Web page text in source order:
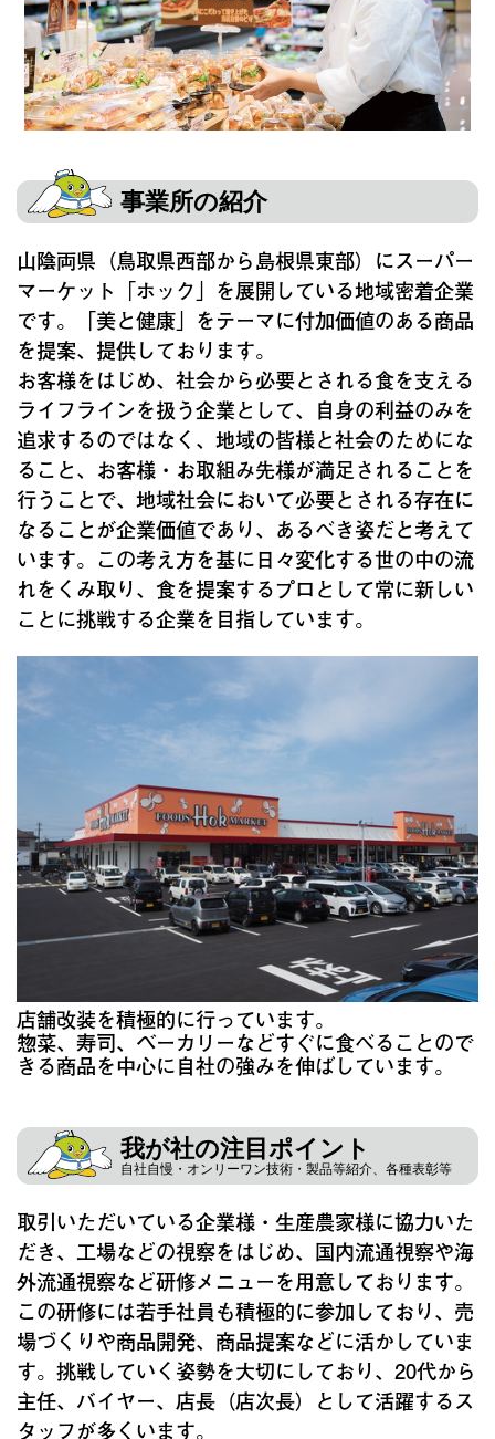
事業所の紹介
山陰両県（鳥取県西部から島根県東部）にスーパー
マーケット「ホック」を展開している地域密着企業
です。「美と健康」をテーマに付加価値のある商品
を提案、提供しております。
お客様をはじめ、社会から必要とされる食を支える
ライフラインを扱う企業として、自身の利益のみを
追求するのではなく、地域の皆様と社会のためにな
ること、お客様・お取組み先様が満足されることを
行うことで、地域社会において必要とされる存在に
なることが企業価値であり、あるべき姿だと考えて
います。この考え方を基に日々変化する世の中の流
れをくみ取り、食を提案するプロとして常に新しい
ことに挑戦する企業を目指しています。
店舗改装を積極的に行っています。
惣菜、寿司、ベーカリーなどすぐに食べることので
きる商品を中心に自社の強みを伸ばしています。
我が社の注目ポイント
自社自慢・オンリーワン技術・製品等紹介、各種表彰等
取引いただいている企業様・生産農家様に協力いた
だき、工場などの視察をはじめ、国内流通視察や海
外流通視察など研修メニューを用意しております。
この研修には若手社員も積極的に参加しており、売
場づくりや商品開発、商品提案などに活かしていま
す。挑戦していく姿勢を大切にしており、20代から
主任、バイヤー、店長（店次長）として活躍するス
タッフが多くいます。